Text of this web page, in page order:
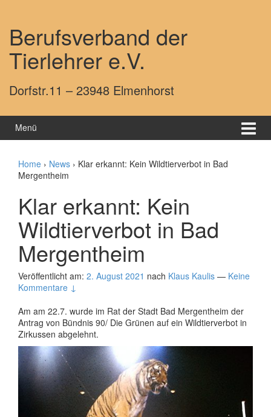
Berufsverband der
Tierlehrer e.V.
Dorfstr.11 – 23948 Elmenhorst
Menü
Home › News › Klar erkannt: Kein Wildtierverbot in Bad
Mergentheim
Klar erkannt: Kein
Wildtierverbot in Bad
Mergentheim
Veröffentlicht am: 2. August 2021 nach Klaus Kaulis — Keine
Kommentare ↓
Am am 22.7. wurde im Rat der Stadt Bad Mergentheim der
Antrag von Bündnis 90/ Die Grünen auf ein Wildtierverbot in
Zirkussen abgelehnt.